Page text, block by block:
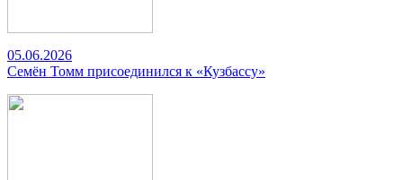
05.06.2026
Семён Томм присоединился к «Кузбассу»